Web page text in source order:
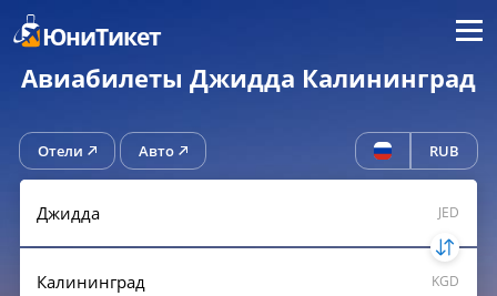
ЮниТикет Меню
Авиабилеты Джидда Калининград
Отели Авто RUB
JED
KGD